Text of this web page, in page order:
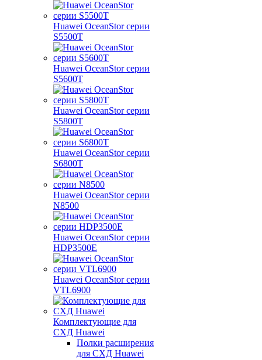
Huawei OceanStor серии
S5500T
Huawei OceanStor серии
S5600T
Huawei OceanStor серии
S5800T
Huawei OceanStor серии
S6800T
Huawei OceanStor серии
N8500
Huawei OceanStor серии
HDP3500E
Huawei OceanStor серии
VTL6900
Комплектующие для
СХД Huawei
Полки расширения
для СХД Huawei